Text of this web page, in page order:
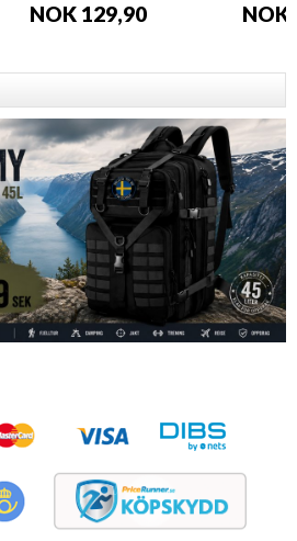
NOK 129,90 NOK